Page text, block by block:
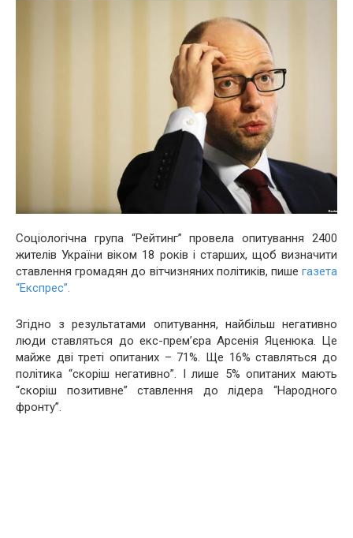
Соцiологiчна група “Рейтинг” провела опитування 2400
жителiв України вiком 18 рокiв i старших, щоб визначити
ставлення громадян до вiтчизняних полiтикiв, пише газета
“Експрес”.
Згiдно з результатами опитування, найбiльш негативно
люди ставляться до екс-прем’єра Арсенiя Яценюка. Це
майже двi третi опитаних – 71%. Ще 16% ставляться до
полiтика “скорiш негативно”. I лише 5% опитаних мають
“скорiш позитивне” ставлення до лiдера “Народного
фронту”.